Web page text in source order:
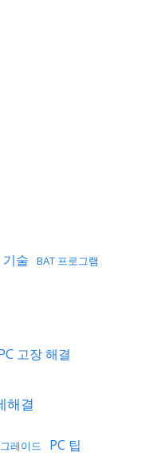
기술 BAT 프로그램
고장 해결
해결
레이드 PC 팁